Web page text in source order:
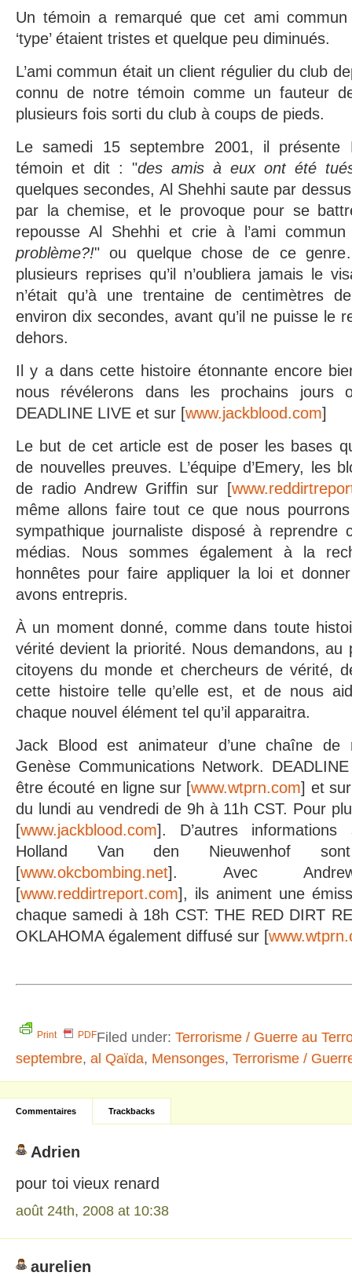
Un témoin a remarqué que cet ami commun
‘type’ étaient tristes et quelque peu diminués.
L’ami commun était un client régulier du club
connu de notre témoin comme un fauteur
plusieurs fois sorti du club à coups de pieds.
Le samedi 15 septembre 2001, il présente
témoin et dit : "des amis à eux ont été
quelques secondes, Al Shehhi saute par
par la chemise, et le provoque pour se
repousse Al Shehhi et crie à l’ami
problème?!" ou quelque chose de ce
plusieurs reprises qu’il n’oubliera jamais le
n’était qu’à une trentaine de centimètres
environ dix secondes, avant qu’il ne puisse le
dehors.
Il y a dans cette histoire étonnante encore
nous révélerons dans les prochains jours
DEADLINE LIVE et sur [www.jackblood.com]
Le but de cet article est de poser les bases
de nouvelles preuves. L’équipe d’Emery, les
de radio Andrew Griffin sur [
même allons faire tout ce que nous
sympathique journaliste disposé à reprendre
médias. Nous sommes également à la
honnêtes pour faire appliquer la loi et
avons entrepris.
À un moment donné, comme dans toute
vérité devient la priorité. Nous demandons, au
citoyens du monde et chercheurs de vérité,
cette histoire telle qu’elle est, et de nous
chaque nouvel élément tel qu’il apparaitra.
Jack Blood est animateur d’une chaîne de
Genèse Communications Network.
être écouté en ligne sur [www.wtprn.com] et
du lundi au vendredi de 9h à 11h CST. Pour
[www.jackblood.com]. D’autres
Holland Van den Nieuwenhof
[www.okcbombing.net]. Avec
[www.reddirtreport.com], ils animent une
chaque samedi à 18h CST: THE RED DIRT
OKLAHOMA également diffusé sur [
Print PDFFiled under: Terrorisme / Guerre au
septembre, al Qaïda, Mensonges, Terrorisme /
Commentaires Trackbacks
Adrien
pour toi vieux renard
août 24th, 2008 at 10:38
aurelien